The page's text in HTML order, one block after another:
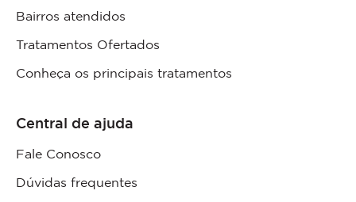
Bairros atendidos
Tratamentos Ofertados
Conheça os principais tratamentos
Central de ajuda
Fale Conosco
Dúvidas frequentes